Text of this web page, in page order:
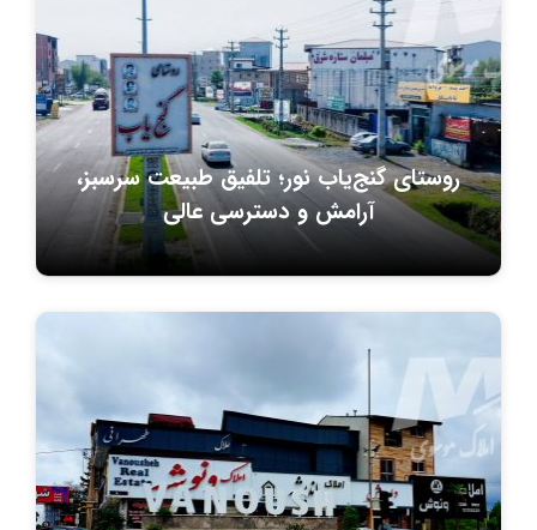
روستای گنج‌یاب نور؛ تلفیق طبیعت سرسبز،
آرامش و دسترسی عالی